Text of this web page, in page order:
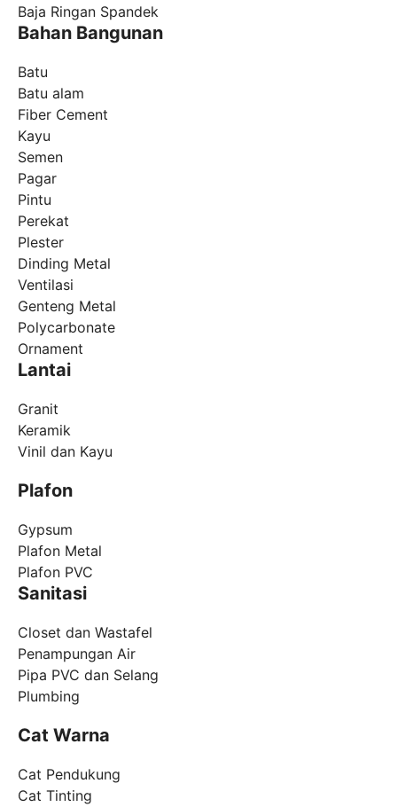
Baja Ringan Spandek
Bahan Bangunan
Batu
Batu alam
Fiber Cement
Kayu
Semen
Pagar
Pintu
Perekat
Plester
Dinding Metal
Ventilasi
Genteng Metal
Polycarbonate
Ornament
Lantai
Granit
Keramik
Vinil dan Kayu
Plafon
Gypsum
Plafon Metal
Plafon PVC
Sanitasi
Closet dan Wastafel
Penampungan Air
Pipa PVC dan Selang
Plumbing
Cat Warna
Cat Pendukung
Cat Tinting